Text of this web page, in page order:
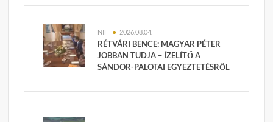
NIF 2026.08.04.
RÉTVÁRI BENCE: MAGYAR PÉTER
JOBBAN TUDJA – ÍZELÍTŐ A
SÁNDOR-PALOTAI EGYEZTETÉSRŐL